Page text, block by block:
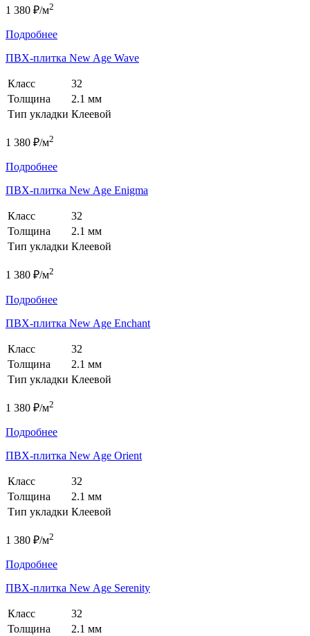
1 380 ₽/м2
Подробнее
ПВХ-плитка New Age Wave
Класс
32
Толщина
2.1 мм
Тип укладки Клеевой
1 380 ₽/м2
Подробнее
ПВХ-плитка New Age Enigma
Класс
32
Толщина
2.1 мм
Тип укладки Клеевой
1 380 ₽/м2
Подробнее
ПВХ-плитка New Age Enchant
Класс
32
Толщина
2.1 мм
Тип укладки Клеевой
1 380 ₽/м2
Подробнее
ПВХ-плитка New Age Orient
Класс
32
Толщина
2.1 мм
Тип укладки Клеевой
1 380 ₽/м2
Подробнее
ПВХ-плитка New Age Serenity
Класс
32
Толщина
2.1 мм